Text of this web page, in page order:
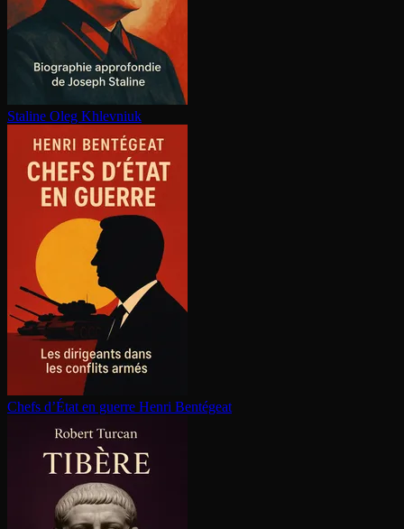
Staline Oleg Khlevniuk
Chefs d’État en guerre Henri Bentégeat